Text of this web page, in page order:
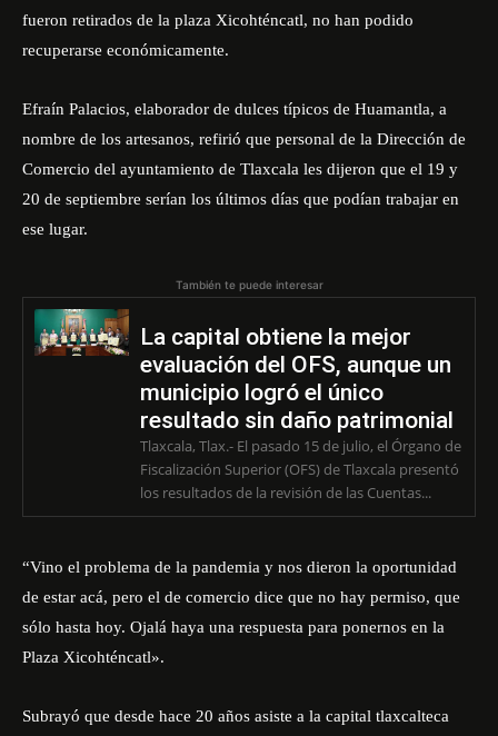
fueron retirados de la plaza Xicohténcatl, no han podido
recuperarse económicamente.
Efraín Palacios, elaborador de dulces típicos de Huamantla, a
nombre de los artesanos, refirió que personal de la Dirección de
Comercio del ayuntamiento de Tlaxcala les dijeron que el 19 y
20 de septiembre serían los últimos días que podían trabajar en
ese lugar.
También te puede interesar
La capital obtiene la mejor
evaluación del OFS, aunque un
municipio logró el único
resultado sin daño patrimonial
Tlaxcala, Tlax.- El pasado 15 de julio, el Órgano de
Fiscalización Superior (OFS) de Tlaxcala presentó
los resultados de la revisión de las Cuentas...
“Vino el problema de la pandemia y nos dieron la oportunidad
de estar acá, pero el de comercio dice que no hay permiso, que
sólo hasta hoy. Ojalá haya una respuesta para ponernos en la
Plaza Xicohténcatl».
Subrayó que desde hace 20 años asiste a la capital tlaxcalteca